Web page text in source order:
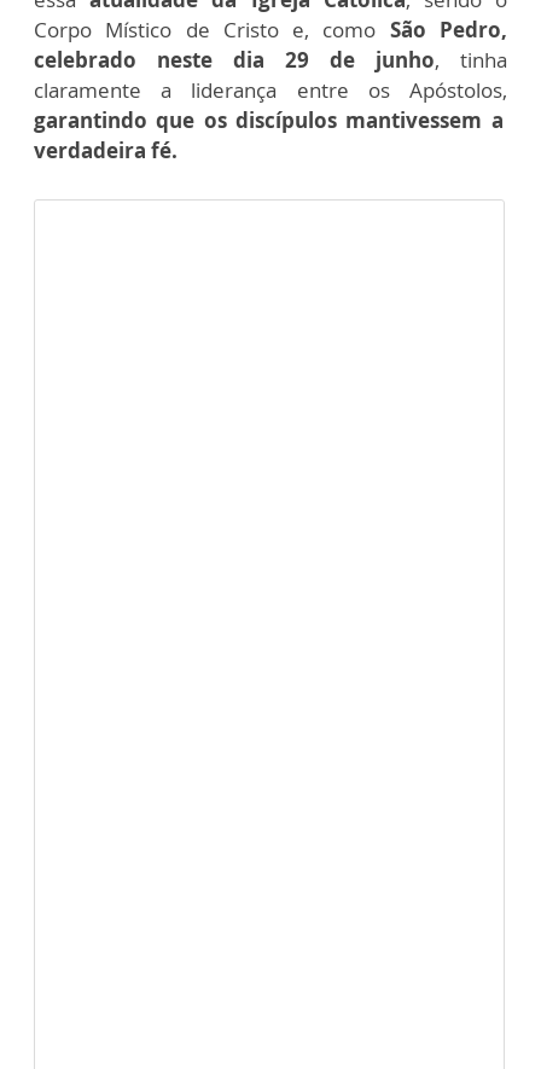
Corpo Místico de Cristo e, como São Pedro,
celebrado neste dia 29 de junho, tinha
claramente a liderança entre os Apóstolos,
garantindo que os discípulos mantivessem a
verdadeira fé.